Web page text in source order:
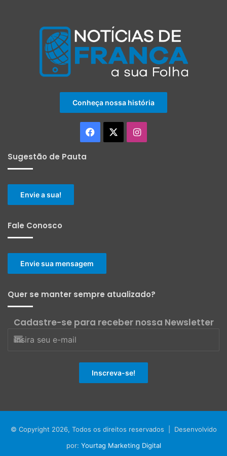
Conheça nossa história
Facebook Instagram
Sugestão de Pauta
Envie a sua!
Fale Conosco
Envie sua mensagem
Quer se manter sempre atualizado?
Cadastre-se para receber nossa Newsletter
© Copyright 2026, Todos os direitos reservados | Desenvolvido
por: Yourtag Marketing Digital